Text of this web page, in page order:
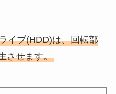
イブ(HDD)は、回転部
させます。